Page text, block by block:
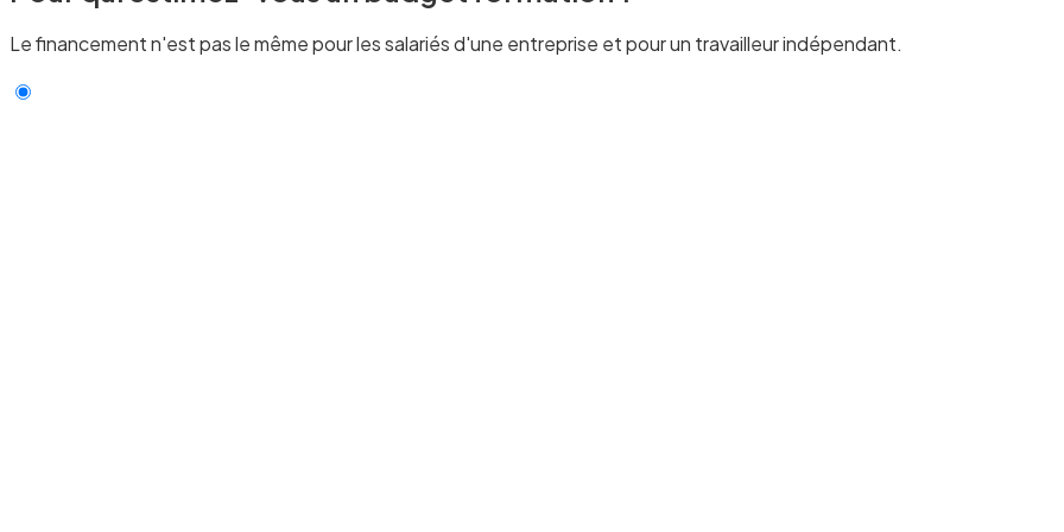
Le financement n'est pas le même pour les salariés d'une entreprise et pour un travailleur indépendant.